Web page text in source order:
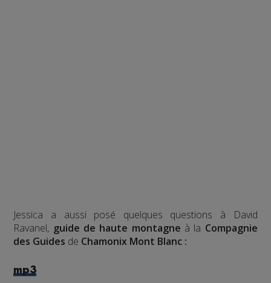
Jessica a aussi posé quelques questions à David
Ravanel, guide de haute montagne à la Compagnie
des Guides de Chamonix Mont Blanc :
mp3